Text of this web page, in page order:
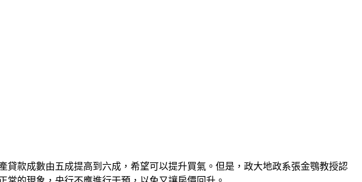
款成數由五成提高到六成，希望可以提升買氣。但是，政大地政系張金鶚教授認